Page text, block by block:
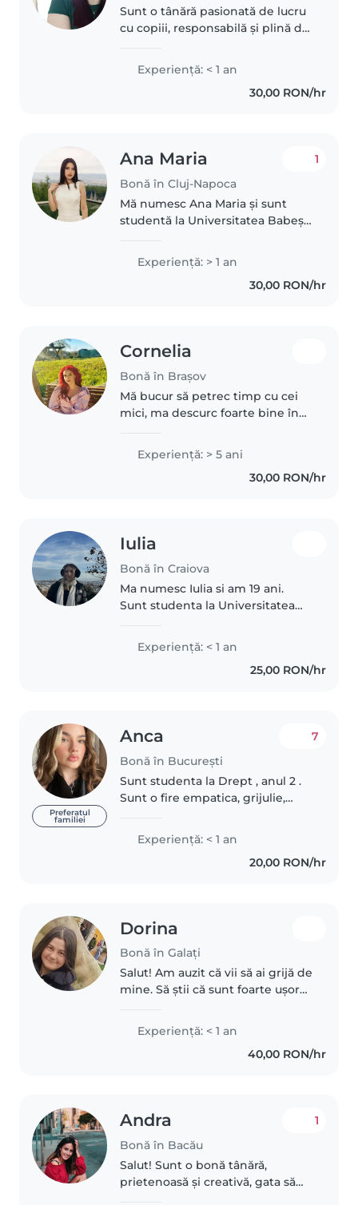
Sunt o tânără pasionată de lucru
cu copiii, responsabilă și plină de
fac lucruri manuale cu cei mici.
Cunosc limba română și sunt
Experienţă: < 1 an
30,00 RON/hr
Ana Maria
Bonă în Cluj-Napoca
1
Mă numesc Ana Maria și sunt
studentă la Universitatea Babeș-
Facultatea de Psihologie și
Științe ale Educației,
specializarea Pedagogia
Experienţă: > 1 an
30,00 RON/hr
Cornelia
Bonă în Brașov
Mă bucur să petrec timp cu cei
mici, ma descurc foarte bine în
mici. Sunt empatică și calmă, cu
abilități în citit, limbaje și muzică.
Experienţă: > 5 ani
30,00 RON/hr
Iulia
Bonă în Craiova
Ma numesc Iulia si am 19 ani.
Sunt studenta la Universitatea
Mincu incepand de anul acesta.
Am doi frati mai mici de care am
avut mereu grija, asa ca..
Experienţă: < 1 an
25,00 RON/hr
Preferatul
familiei
Anca
Bonă în București
7
Sunt studenta la Drept , anul 2 .
Sunt o fire empatica, grijulie,
foarte bine!☺️ In wk sunt
disponibila doar in prima..
Experienţă: < 1 an
20,00 RON/hr
Dorina
Bonă în Galați
Salut! Am auzit că vii să ai grijă de
mine. Să știi că sunt foarte ușor
răbdare, chef de alergat și
abilitatea de a desena un
dinozaur în 5 secunde.”
Experienţă: < 1 an
40,00 RON/hr
Andra
Bonă în Bacău
1
Salut! Sunt o bonă tânără,
prietenoasă și creativă, gata să